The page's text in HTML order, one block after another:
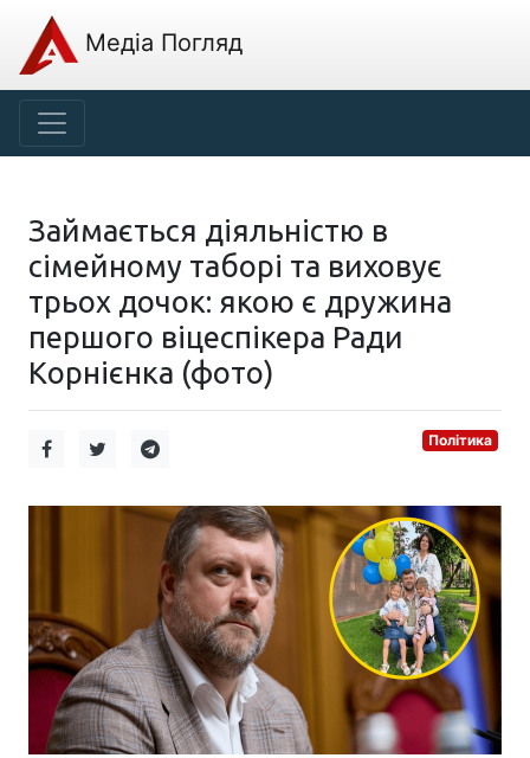
Медіа Погляд
Займається діяльністю в
сімейному таборі та виховує
трьох дочок: якою є дружина
першого віцеспікера Ради
Корнієнка (фото)
Політика